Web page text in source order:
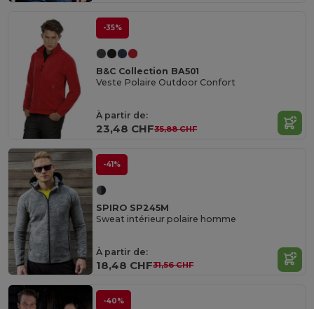
-35%
B&C Collection BA501
Veste Polaire Outdoor Confort
À partir de:
23,48 CHF35,88 CHF
-41%
SPIRO SP245M
Sweat intérieur polaire homme
À partir de:
18,48 CHF31,56 CHF
-40%